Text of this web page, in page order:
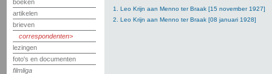
boeken
artikelen
brieven
correspondenten
lezingen
foto's en documenten
filmliga
1. Leo Krijn aan Menno ter Braak [15 november 1927]
2. Leo Krijn aan Menno ter Braak [08 januari 1928]